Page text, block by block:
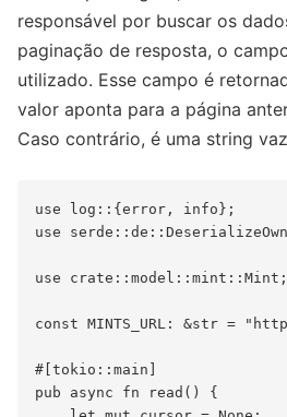
responsável por buscar os
paginação de resposta, o
utilizado. Esse campo é
valor aponta para a página
Caso contrário, é uma string
use log::{error, info};
use
use crate::model::mint::Mint;
const MINTS_URL: &str =
#[tokio::main]
pub async fn read() {